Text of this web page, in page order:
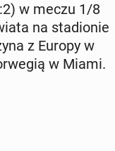
w meczu 1/8
na sta­dio­nie
z Europy w
w Miami.